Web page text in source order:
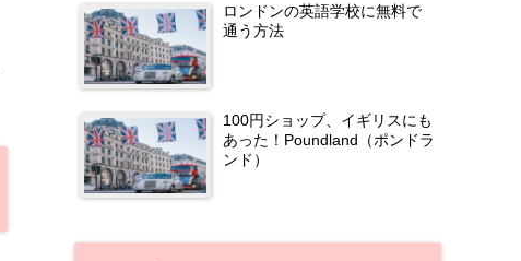
ロンドンの英語学校に無料で
通う方法
100円ショップ、イギリスにも
あった！Poundland（ポンドラ
ンド）